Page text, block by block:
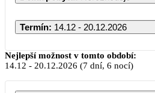
Termín: 14.12 - 20.12.2026
Prosinec
PO ÚT ST ČT
Nejlepší možnost v tomto období:
14.12 - 20.12.2026 (7 dní, 6 nocí)